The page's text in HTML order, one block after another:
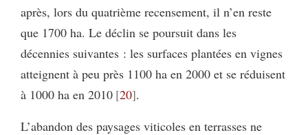
après, lors du quatrième recensement, il n’en reste
que 1700 ha. Le déclin se poursuit dans les
décennies suivantes : les surfaces plantées en vignes
atteignent à peu près 1100 ha en 2000 et se réduisent
à 1000 ha en 2010 20 .
L’abandon des paysages viticoles en terrasses ne